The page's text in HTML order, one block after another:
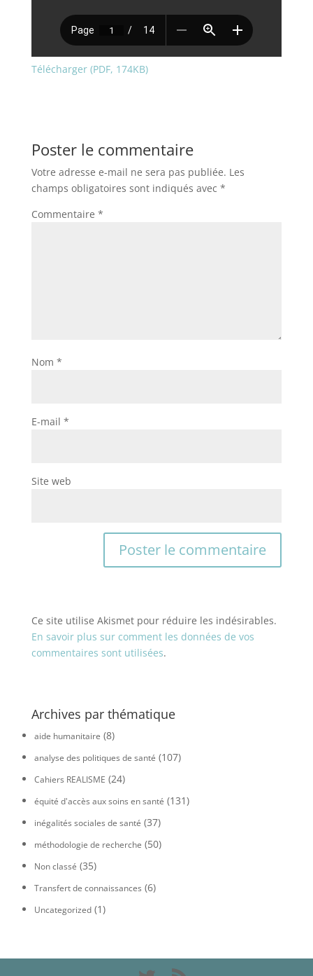
Télécharger (PDF, 174KB)
Poster le commentaire
Votre adresse e-mail ne sera pas publiée. Les
champs obligatoires sont indiqués avec *
Commentaire *
Nom *
E-mail *
Site web
Ce site utilise Akismet pour réduire les indésirables.
En savoir plus sur comment les données de vos
commentaires sont utilisées.
Archives par thématique
aide humanitaire (8)
analyse des politiques de santé (107)
Cahiers REALISME (24)
équité d'accès aux soins en santé (131)
inégalités sociales de santé (37)
méthodologie de recherche (50)
Non classé (35)
Transfert de connaissances (6)
Uncategorized(1)